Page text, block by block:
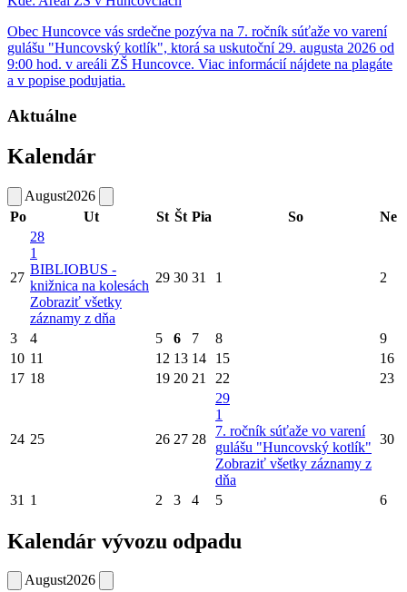
Obec Huncovce vás srdečne pozýva na 7. ročník súťaže vo varení
gulášu "Huncovský kotlík", ktorá sa uskutoční 29. augusta 2026 od
9:00 hod. v areáli ZŠ Huncovce. Viac informácií nájdete na plagáte
a v popise podujatia.
Aktuálne
Kalendár
August2026
Po
Ut St Št Pia So Ne
27
28
1
BIBLIOBUS -
knižnica na kolesách
Zobraziť všetky
záznamy z dňa
29 30 31 1 2
3 4 5 6 7 8
9
10 11 12 13 14 15
16
17 18 19 20 21 22 23
24 25 26 27 28
29
1
7. ročník súťaže vo varení
gulášu "Huncovský kotlík"
Zobraziť všetky záznamy z
dňa
30
31 1 2 3 4 5 6
Kalendár vývozu odpadu
August2026